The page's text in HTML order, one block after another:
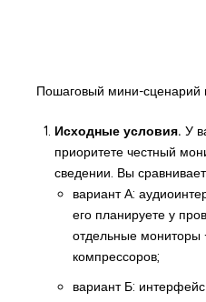
Пошаговый мини-сценарий
Исходные условия. У
приоритете честный
сведении. Вы
вариант А:
его планируете у
отдельные мониторы
компрессоров;
вариант Б: